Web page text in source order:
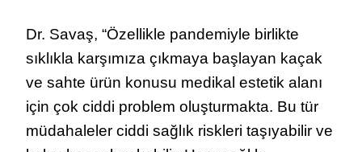
Dr. Savaş, “Özellikle pandemiyle birlikte
sıklıkla karşımıza çıkmaya başlayan kaçak
ve sahte ürün konusu medikal estetik alanı
için çok ciddi problem oluşturmakta. Bu tür
müdahaleler ciddi sağlık riskleri taşıyabilir ve